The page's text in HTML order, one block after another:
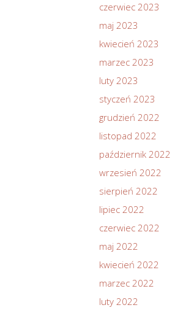
czerwiec 2023
maj 2023
kwiecień 2023
marzec 2023
luty 2023
styczeń 2023
grudzień 2022
listopad 2022
październik 2022
wrzesień 2022
sierpień 2022
lipiec 2022
czerwiec 2022
maj 2022
kwiecień 2022
marzec 2022
luty 2022